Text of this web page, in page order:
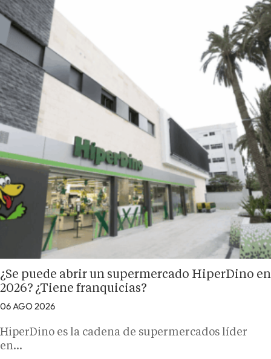
¿Se puede abrir un supermercado HiperDino en
2026? ¿Tiene franquicias?
06 AGO 2026
HiperDino es la cadena de supermercados líder
en…